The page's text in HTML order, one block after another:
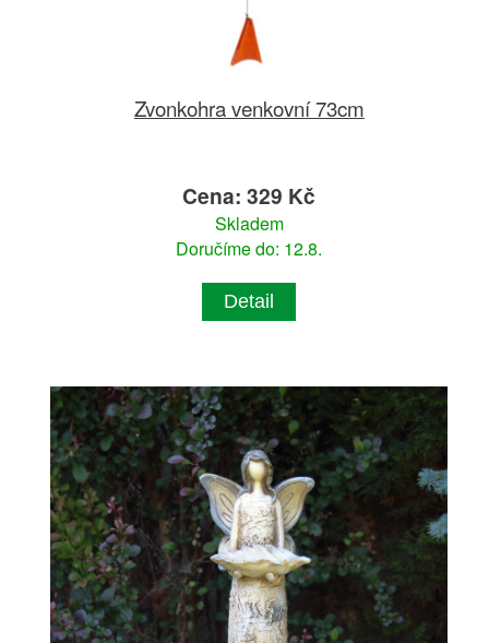
Zvonkohra venkovní 73cm
Cena: 329 Kč
Skladem
Doručíme do: 12.8.
Detail